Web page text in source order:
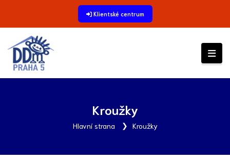
Klientské centrum
Kroužky
Hlavní strana Kroužky